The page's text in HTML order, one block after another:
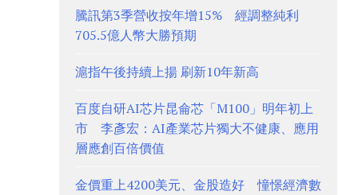
騰訊第3季營收按年增15% 經調整純利
705.5億人幣大勝預期
滬指午後持續上揚 刷新10年新高
百度自研AI芯片昆侖芯「M100」明年初上
市 李彥宏：AI產業芯片獨大不健康、應用
層應創百倍價值
金價重上4200美元、金股造好 憧憬經濟數